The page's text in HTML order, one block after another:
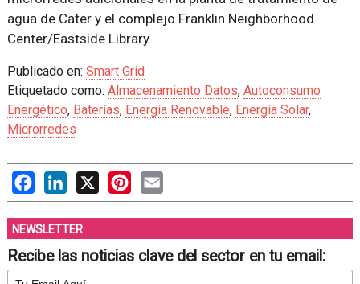
agua de Cater y el complejo Franklin Neighborhood
Center/Eastside Library.
Publicado en: Smart Grid
Etiquetado como: Almacenamiento Datos, Autoconsumo
Energético, Baterías, Energía Renovable, Energía Solar,
Microrredes
FacebookLinkedIn
X PinterestEmail
NEWSLETTER
Recibe las noticias clave del sector en tu email: